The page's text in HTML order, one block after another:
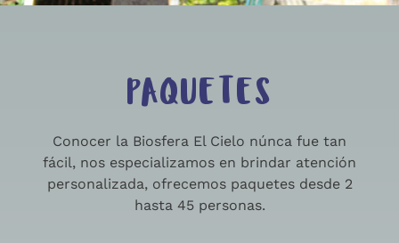
PAQUETES
Conocer la Biosfera El Cielo núnca fue tan
fácil, nos especializamos en brindar atención
personalizada, ofrecemos paquetes desde 2
hasta 45 personas.